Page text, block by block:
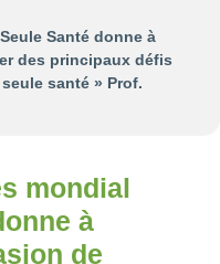
Santé donne à
des principaux défis
santé » Prof.
mondial
à
de